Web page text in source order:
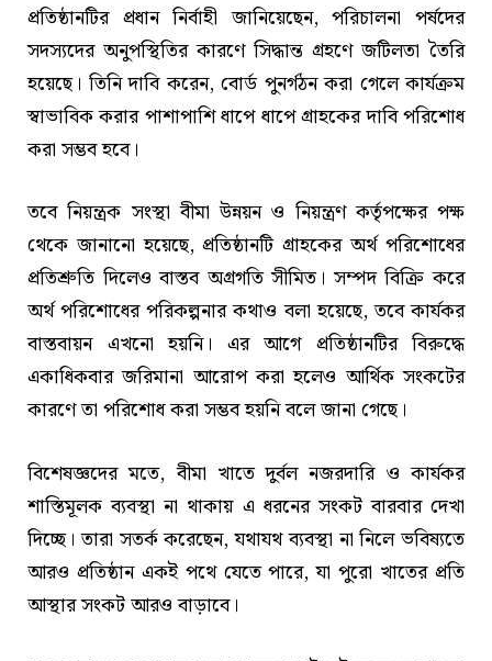
প্রতিষ্ঠানটির প্রধান নির্বাহী জানিয়েছেন, পরিচালনা পর্ষদের
সদস্যদের অনুপস্থিতির কারণে সিদ্ধান্ত গ্রহণে জটিলতা তৈরি
হয়েছে। তিনি দাবি করেন, বোর্ড পুনর্গঠন করা গেলে কার্যক্রম
স্বাভাবিক করার পাশাপাশি ধাপে ধাপে গ্রাহকের দাবি পরিশোধ
করা সম্ভব হবে।
তবে নিয়ন্ত্রক সংস্থা বীমা উন্নয়ন ও নিয়ন্ত্রণ কর্তৃপক্ষের পক্ষ
থেকে জানানো হয়েছে, প্রতিষ্ঠানটি গ্রাহকের অর্থ পরিশোধের
প্রতিশ্রুতি দিলেও বাস্তব অগ্রগতি সীমিত। সম্পদ বিক্রি করে
অর্থ পরিশোধের পরিকল্পনার কথাও বলা হয়েছে, তবে কার্যকর
বাস্তবায়ন এখনো হয়নি। এর আগে প্রতিষ্ঠানটির বিরুদ্ধে
একাধিকবার জরিমানা আরোপ করা হলেও আর্থিক সংকটের
কারণে তা পরিশোধ করা সম্ভব হয়নি বলে জানা গেছে।
বিশেষজ্ঞদের মতে, বীমা খাতে দুর্বল নজরদারি ও কার্যকর
শাস্তিমূলক ব্যবস্থা না থাকায় এ ধরনের সংকট বারবার দেখা
দিচ্ছে। তারা সতর্ক করেছেন, যথাযথ ব্যবস্থা না নিলে ভবিষ্যতে
আরও প্রতিষ্ঠান একই পথে যেতে পারে, যা পুরো খাতের প্রতি
আস্থার সংকট আরও বাড়াবে।